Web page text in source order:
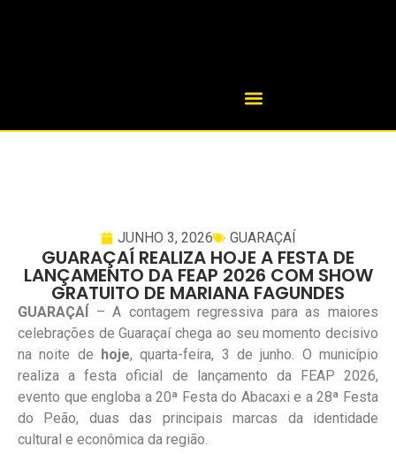
JUNHO 3, 2026 GUARAÇAÍ
GUARAÇAÍ REALIZA HOJE A FESTA DE
LANÇAMENTO DA FEAP 2026 COM SHOW
GRATUITO DE MARIANA FAGUNDES
GUARAÇAÍ
– A contagem regressiva para as maiores
celebrações de Guaraçaí chega ao seu momento decisivo
na noite de hoje, quarta-feira, 3 de junho. O município
realiza a festa oficial de lançamento da FEAP 2026,
evento que engloba a 20ª Festa do Abacaxi e a 28ª Festa
do Peão, duas das principais marcas da identidade
cultural e econômica da região.